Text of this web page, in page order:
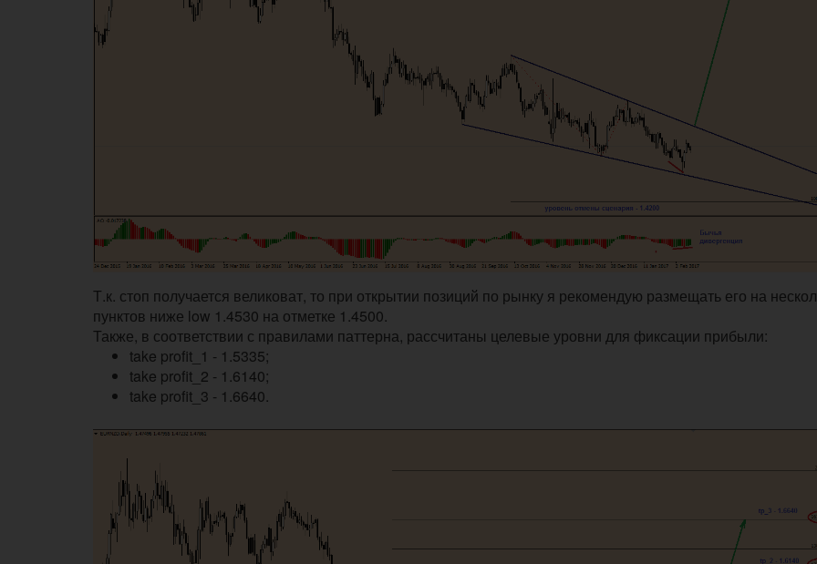
Т.к. стоп получается великоват, то при открытии позиций по рынку я рекомендую размещать его на
пунктов ниже low 1.4530 на отметке 1.4500.
Также, в соответствии с правилами паттерна, рассчитаны целевые уровни для фиксации прибыли:
take profit_1 - 1.5335;
take profit_2 - 1.6140;
take profit_3 - 1.6640.